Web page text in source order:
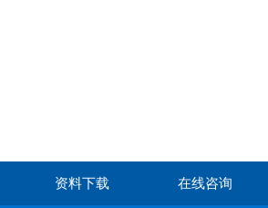
资料下载 在线咨询